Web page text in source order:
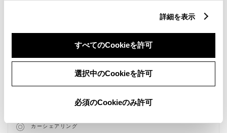
詳細を表示
すべてのCookieを許可
選択中のCookieを許可
必須のCookieのみ許可
扱店
カーシェアリング